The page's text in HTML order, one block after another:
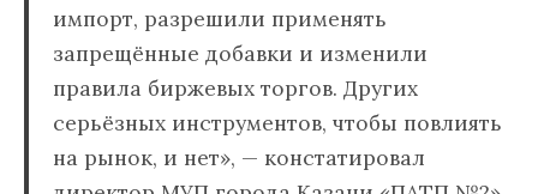
импорт, разрешили применять
запрещённые добавки и изменили
правила биржевых торгов. Других
серьёзных инструментов, чтобы повлиять
на рынок, и нет», — констатировал